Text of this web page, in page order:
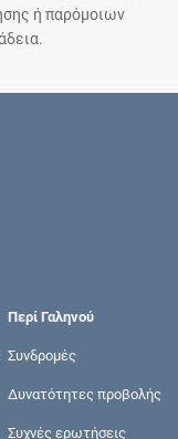
ή παρόμοιων
Περί Γαληνού
Συνδρομές
Δυνατότητες προβολής
Συχνές ερωτήσεις